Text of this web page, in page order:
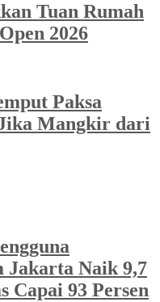
Tuan Rumah
2026
Paksa
Mangkir dari
Jakarta Naik 9,7
Capai 93 Persen